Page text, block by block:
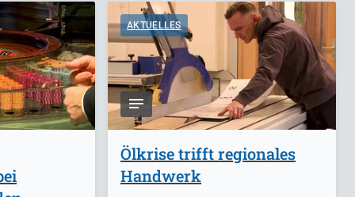
AKTUELLES
Ölkrise trifft regionales
Handwerk